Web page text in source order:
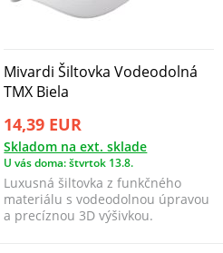
Mivardi Šiltovka Vodeodolná
TMX Biela
14,39 EUR
Skladom na ext. sklade
U vás doma: štvrtok 13.8.
Luxusná šiltovka z funkčného
materiálu s vodeodolnou úpravou
a precíznou 3D výšivkou.